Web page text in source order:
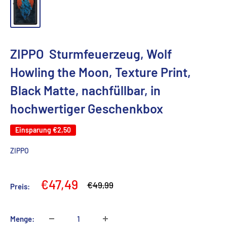
ZIPPO  Sturmfeuerzeug, Wolf
Howling the Moon, Texture Print,
Black Matte, nachfüllbar, in
hochwertiger Geschenkbox
Einsparung €2,50
ZIPPO
Preis: Sonderpreis
€47,49 Normalpreis
€49,99
Menge: